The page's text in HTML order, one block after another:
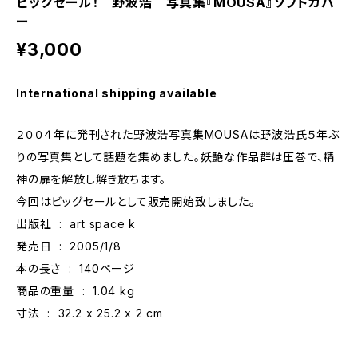
ー
¥3,000
International shipping available
２００４年に発刊された野波浩写真集MOUSAは野波浩氏５年ぶ
りの写真集として話題を集めました。妖艶な作品群は圧巻で、精
神の扉を解放し解き放ちます。
今回はビッグセールとして販売開始致しました。
出版社 ‏ : ‎ art space k
発売日 ‏ : ‎ 2005/1/8
本の長さ ‏ : ‎ 140ページ
商品の重量 ‏ : ‎ 1.04 kg
寸法 ‏ : ‎ 32.2 x 25.2 x 2 cm